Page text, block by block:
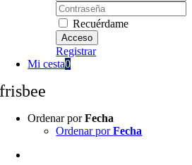
Password:
Recuérdame
Registrar
Mi cesta0
frisbee
Ordenar porFecha
Ordenar porFecha